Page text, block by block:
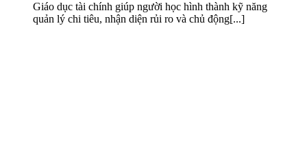
Giáo dục tài chính giúp người học hình thành kỹ năng
quản lý chi tiêu, nhận diện rủi ro và chủ động[...]